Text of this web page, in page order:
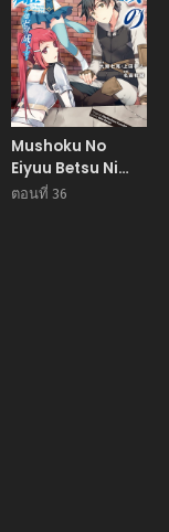
Mushoku No
Eiyuu Betsu Ni
Skill Nanka
ตอนที่ 36